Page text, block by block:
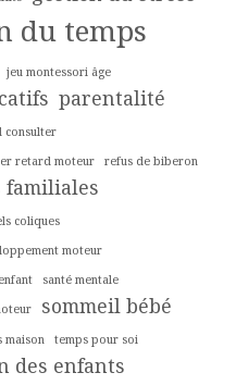
du temps
jeu montessori âge
parentalité
consulter
retard moteur
refus de biberon
coliques
moteur
santé mentale
sommeil bébé
maison temps pour soi
des enfants